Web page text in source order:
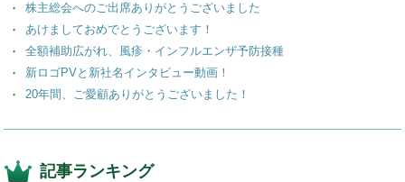
k
株主総会へのご出席ありがとうございました
あけましておめでとうございます！
全額補助広がれ、風疹・インフルエンザ予防接種
新ロゴPVと新社名インタビュー動画！
20年間、ご愛顧ありがとうございました！
記事ランキング